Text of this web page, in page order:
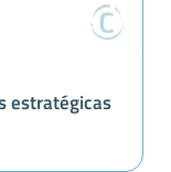
estratégicas